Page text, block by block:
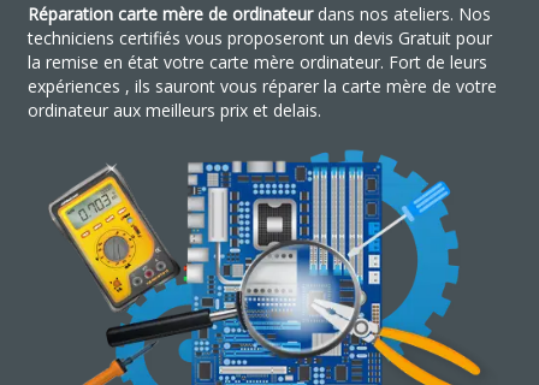
Réparation carte mère de ordinateurdans nos ateliers. Nos
techniciens certifiés vous proposeront un devis Gratuit pour
la remise en état votre carte mère ordinateur. Fort de leurs
expériences , ils sauront vous réparer la carte mère de votre
ordinateur aux meilleurs prix et delais.